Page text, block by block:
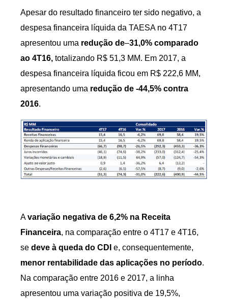
Apesar do resultado financeiro ter sido negativo, a
despesa financeira líquida da TAESA no 4T17
apresentou uma redução de–31,0% comparado
ao 4T16, totalizando R$ 51,3 MM. Em 2017, a
despesa financeira líquida ficou em R$ 222,6 MM,
apresentando uma redução de -44,5% contra
2016.
Avariação negativa de 6,2% na Receita
Financeira, na comparação entre o 4T17 e 4T16,
se deve à queda do CDI e, consequentemente,
menor rentabilidade das aplicações no período.
Na comparação entre 2016 e 2017, a linha
apresentou uma variação positiva de 19,5%,